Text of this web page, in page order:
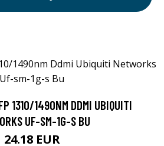
1310/1490NM DDMI UBIQUITI
UF-SM-1G-S BU
24.18 EUR